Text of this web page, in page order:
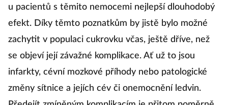
u pacientů s těmito nemocemi nejlepší dlouhodobý
efekt. Díky těmto poznatkům by jistě bylo možné
zachytit v populaci cukrovku včas, ještě dříve, než
se objeví její závažné komplikace. Ať už to jsou
infarkty, cévní mozkové příhody nebo patologické
změny sítnice a jejích cév či onemocnění ledvin.